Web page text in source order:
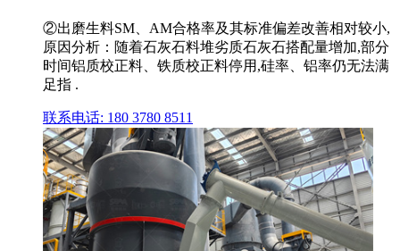
②出磨生料SM、AM合格率及其标准偏差改善相对较小,
原因分析：随着石灰石料堆劣质石灰石搭配量增加,部分
时间铝质校正料、铁质校正料停用,硅率、铝率仍无法满
足指 .
联系电话: 180 3780 8511